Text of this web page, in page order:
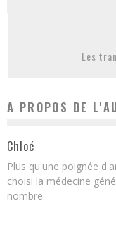
Les
A PROPOS DE
Chloé
Plus qu'une poignée
choisi la médecine
nombre.